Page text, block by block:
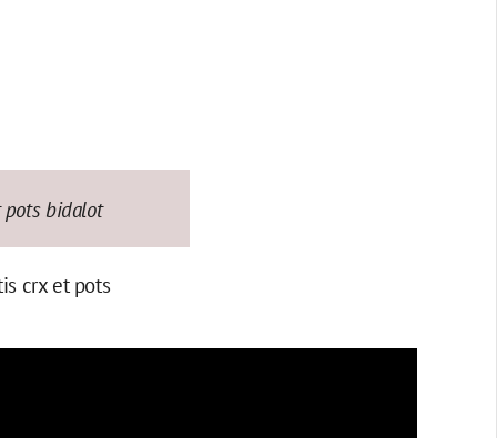
pots bidalot
crx et pots